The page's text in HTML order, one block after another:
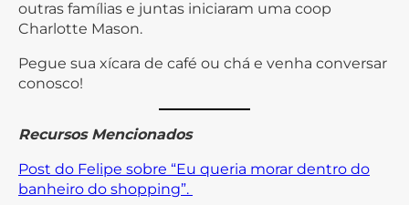
outras famílias e juntas iniciaram uma coop
Charlotte Mason.
Pegue sua xícara de café ou chá e venha conversar
conosco!
Recursos Mencionados
Post do Felipe sobre “Eu queria morar dentro do
banheiro do shopping”.